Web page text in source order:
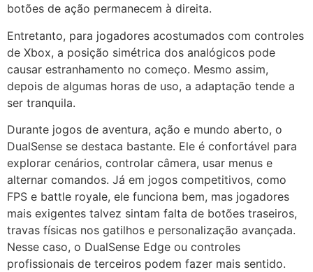
botões de ação permanecem à direita.
Entretanto, para jogadores acostumados com controles
de Xbox, a posição simétrica dos analógicos pode
causar estranhamento no começo. Mesmo assim,
depois de algumas horas de uso, a adaptação tende a
ser tranquila.
Durante jogos de aventura, ação e mundo aberto, o
DualSense se destaca bastante. Ele é confortável para
explorar cenários, controlar câmera, usar menus e
alternar comandos. Já em jogos competitivos, como
FPS e battle royale, ele funciona bem, mas jogadores
mais exigentes talvez sintam falta de botões traseiros,
travas físicas nos gatilhos e personalização avançada.
Nesse caso, o DualSense Edge ou controles
profissionais de terceiros podem fazer mais sentido.